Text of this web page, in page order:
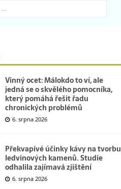
Vinný ocet: Málokdo to ví, ale
jedná se o skvělého pomocníka,
který pomáhá řešit řadu
chronických problémů
6. srpna 2026
Překvapivé účinky kávy na tvorbu
ledvinových kamenů. Studie
odhalila zajímavá zjištění
6. srpna 2026